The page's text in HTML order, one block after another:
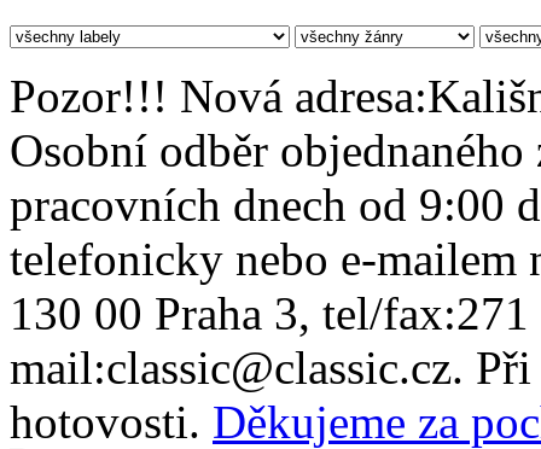
Pozor!!! Nová
Osobní odběr
pracovních dnech od 9:00
telefonicky nebo e-mailem
130 00 Praha 3, tel/
mail:classic@classic.cz.
hotovosti. Děkujeme za